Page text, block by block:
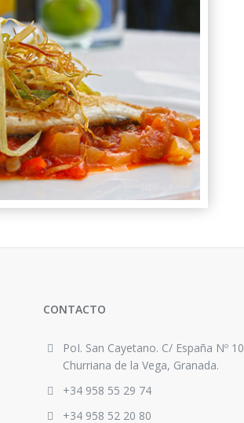
CONTACTO
PoI. San Cayetano. C/ España Nº 10
Churriana de la Vega, Granada.
+34 958 55 29 74
+34 958 52 20 80